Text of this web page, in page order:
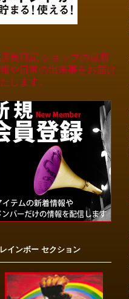
レインボー セクション